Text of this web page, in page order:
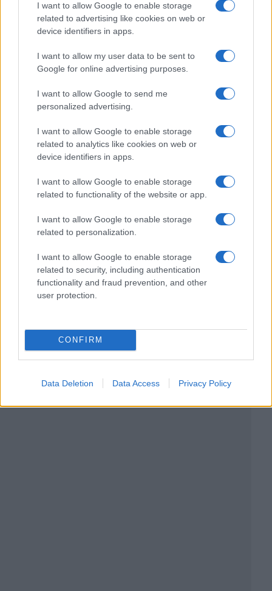
I want to allow Google to enable storage
related to advertising like cookies on web or
device identifiers in apps.
I want to allow my user data to be sent to
Google for online advertising purposes.
I want to allow Google to send me
personalized advertising.
I want to allow Google to enable storage
related to analytics like cookies on web or
device identifiers in apps.
I want to allow Google to enable storage
related to functionality of the website or app.
I want to allow Google to enable storage
related to personalization.
I want to allow Google to enable storage
related to security, including authentication
functionality and fraud prevention, and other
user protection.
CONFIRM
Data Deletion Data Access Privacy Policy